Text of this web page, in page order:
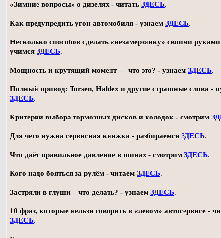
«Зимние вопросы» о дизелях - читать ЗДЕСЬ.
Как предупредить угон автомобиля - узнаем ЗДЕСЬ.
Несколько способов сделать «незамерзайку» своими
учимся ЗДЕСЬ.
Мощность и крутящий момент — что это? - узнаем ЗДЕСЬ.
Полный привод: Torsen, Haldex и другие страшные слова -
ЗДЕСЬ.
Критерии выбора тормозных дисков и колодок - смотрим
Для чего нужна сервисная книжка - разбираемся ЗДЕСЬ.
Что даёт правильное давление в шинах - смотрим ЗДЕСЬ.
Кого надо бояться за рулём - читаем ЗДЕСЬ.
Застряли в глуши – что делать? - узнаем ЗДЕСЬ.
10 фраз, которые нельзя говорить в «левом» автосервисе -
ЗДЕСЬ.